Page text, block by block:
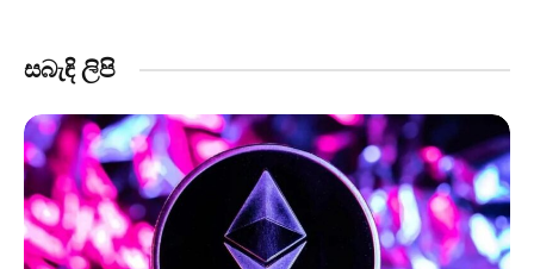
සබැඳි ලිපි